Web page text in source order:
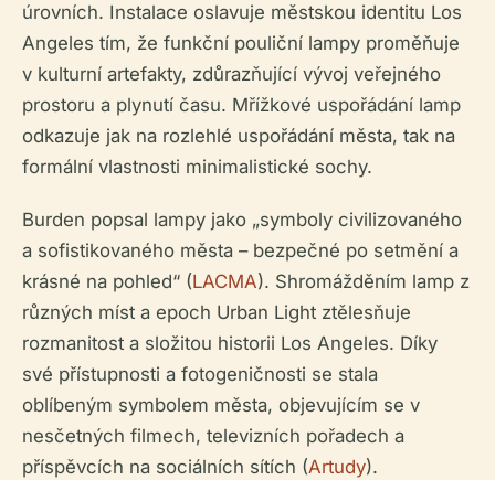
úrovních. Instalace oslavuje městskou identitu Los
Angeles tím, že funkční pouliční lampy proměňuje
v kulturní artefakty, zdůrazňující vývoj veřejného
prostoru a plynutí času. Mřížkové uspořádání lamp
odkazuje jak na rozlehlé uspořádání města, tak na
formální vlastnosti minimalistické sochy.
Burden popsal lampy jako „symboly civilizovaného
a sofistikovaného města – bezpečné po setmění a
krásné na pohled“ (LACMA). Shromážděním lamp z
různých míst a epoch Urban Light ztělesňuje
rozmanitost a složitou historii Los Angeles. Díky
své přístupnosti a fotogeničnosti se stala
oblíbeným symbolem města, objevujícím se v
nesčetných filmech, televizních pořadech a
příspěvcích na sociálních sítích (Artudy).